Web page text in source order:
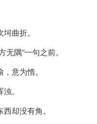
曲折。
隅”一句之前。
意为惰。
。
却没有角。